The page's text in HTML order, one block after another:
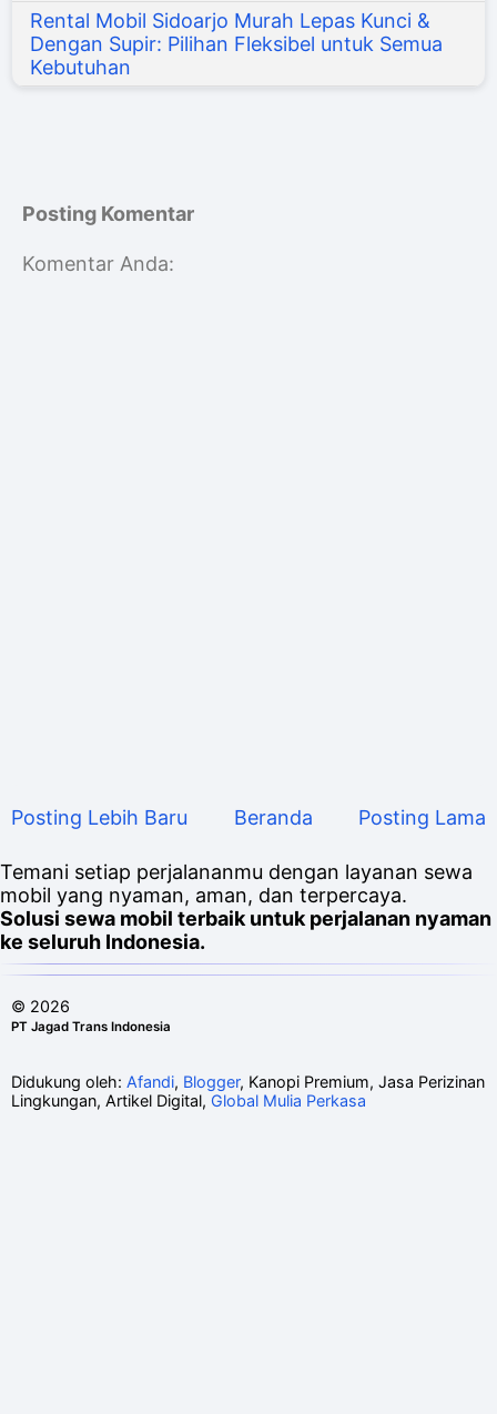
Rental Mobil Sidoarjo Murah Lepas Kunci &
Dengan Supir: Pilihan Fleksibel untuk Semua
Kebutuhan
Posting Komentar
Komentar Anda:
Posting Lebih Baru Posting Lama
Beranda
Temani setiap perjalananmu dengan layanan sewa
mobil yang nyaman, aman, dan terpercaya.
Solusi sewa mobil terbaik untuk perjalanan nyaman
ke seluruh Indonesia.
© 2026
PT Jagad Trans Indonesia
Didukung oleh: Afandi, Blogger, Kanopi Premium, Jasa Perizinan
Lingkungan, Artikel Digital, Global Mulia Perkasa